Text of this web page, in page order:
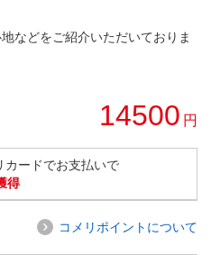
などをご紹介いただいておりま
14500 円
カードでお支払いで
得
コメリポイントについて